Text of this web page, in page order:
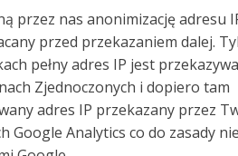
przez nas anonimizację adresu
przed przekazaniem dalej.
pełny adres IP jest
Zjednoczonych i dopiero tam
adres IP przekazany przez
Google Analytics co do zasady